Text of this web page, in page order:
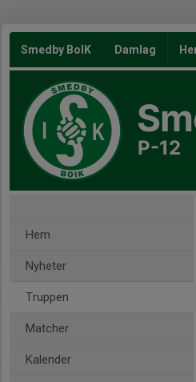
Smedby BoIK Damlag
P-12
Hem
Nyheter
Truppen
Matcher
Kalender